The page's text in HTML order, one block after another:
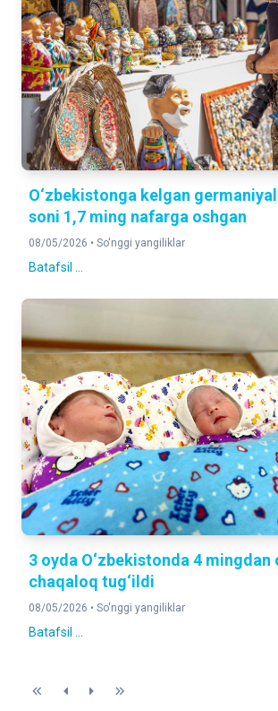
O‘zbekistonga kelgan
soni 1,7 ming nafarga oshgan
08/05/2026 • So'nggi yangiliklar
Batafsil ...
3 oyda O‘zbekistonda 4
chaqaloq tug‘ildi
08/05/2026 • So'nggi yangiliklar
Batafsil ...